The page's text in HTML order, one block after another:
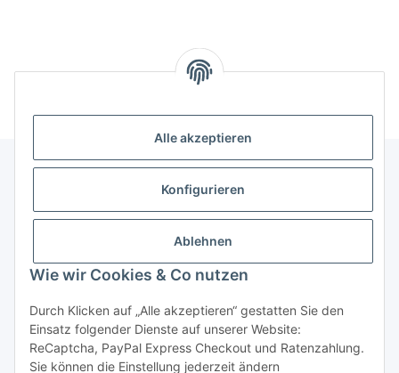
Alle akzeptieren
Konfigurieren
Ablehnen
Wie wir Cookies & Co nutzen
Durch Klicken auf „Alle akzeptieren“ gestatten Sie den
Einsatz folgender Dienste auf unserer Website:
ReCaptcha, PayPal Express Checkout und Ratenzahlung.
Sie können die Einstellung jederzeit ändern
Informationen
Gesetzliche Informationen
Vertrag widerrufen